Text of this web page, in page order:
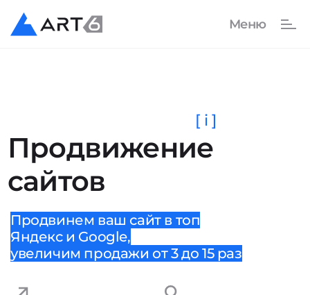
Продвижение
сайтов
[ i ]
Продвинем ваш сайт в топ
Яндекс и Google,
увеличим продажи от 3 до 15 раз